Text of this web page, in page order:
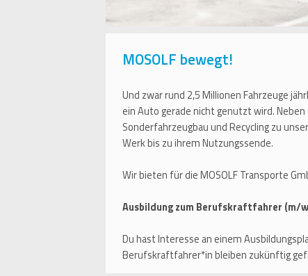
MOSOLF bewegt!
Und zwar rund 2,5 Millionen Fahrzeuge
ein Auto gerade nicht genutzt wird.
Sonderfahrzeugbau und Recycling zu
Werk bis zu ihrem Nutzungssende.
Wir bieten für die MOSOLF Transporte
Ausbildung zum Berufskraftfahrer (m/
Du hast Interesse an einem
Berufskraftfahrer*in bleiben zukünftig